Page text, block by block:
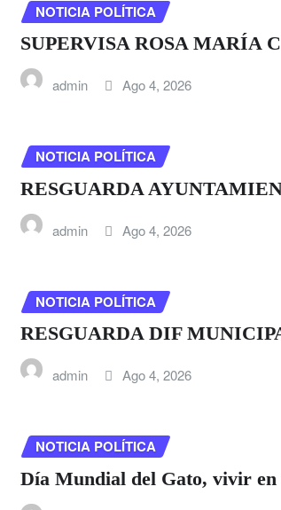
NOTICIA POLÍTICA
SUPERVISA ROSA MARÍA
admin Ago 4, 2026
NOTICIA POLÍTICA
RESGUARDA
admin Ago 4, 2026
NOTICIA POLÍTICA
RESGUARDA DIF
admin Ago 4, 2026
NOTICIA POLÍTICA
Día Mundial del Gato, vivir en